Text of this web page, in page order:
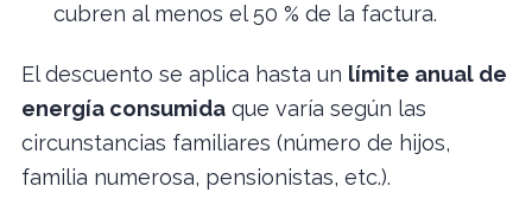
cubren al menos el 50 % de la factura.
El descuento se aplica hasta un límite anual de
energía consumida que varía según las
circunstancias familiares (número de hijos,
familia numerosa, pensionistas, etc.).